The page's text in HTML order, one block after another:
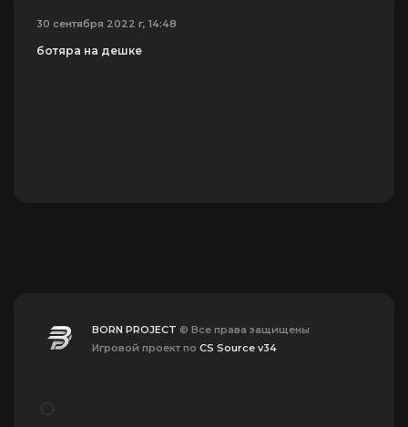
30 сентября 2022 г, 14:48
ботяра на дешке
BORN PROJECT © Все права защищены
Игровой проект по CS Source v34